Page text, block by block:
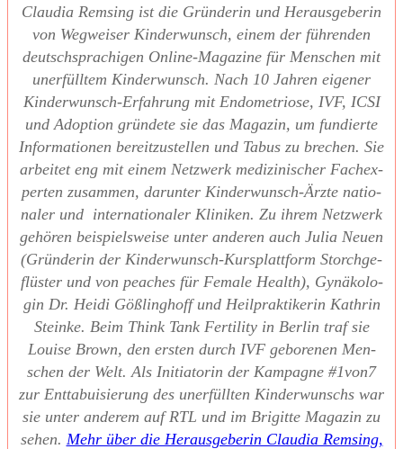
Clau­dia Rem­sing ist die Grün­de­rin und Her­aus­ge­be­rin
von Weg­wei­ser Kin­der­wunsch, einem der füh­ren­den
deutsch­spra­chi­gen Online-Maga­zi­ne für Men­schen mit
uner­füll­tem Kin­der­wunsch. Nach 10 Jah­ren eige­ner
Kin­der­wunsch-Erfah­rung mit Endo­me­trio­se, IVF, ICSI
und Adop­ti­on grün­de­te sie das Maga­zin, um fun­dier­te
Infor­ma­tio­nen bereit­zu­stel­len und Tabus zu bre­chen. Sie
arbei­tet eng mit einem Netz­werk medi­zi­ni­scher Fach­ex­
per­ten zusam­men, dar­un­ter Kin­der­wunsch-Ärz­te natio­
na­ler und inter­na­tio­na­ler Kli­ni­ken. Zu ihrem Netz­werk
gehö­ren bei­spiels­wei­se unter ande­ren auch Julia Neu­en
(Grün­de­rin der Kin­der­wunsch-Kurs­platt­form Storch­ge­
flüs­ter und von pea­ches für Fema­le Health), Gynä­ko­lo­
gin Dr. Hei­di Göß­ling­hoff und Heil­prak­ti­ke­rin Kath­rin
Stein­ke. Beim Think Tank Fer­ti­li­ty in Ber­lin traf sie
Loui­se Brown, den ers­ten durch IVF gebo­re­nen Men­
schen der Welt. Als Initia­to­rin der Kam­pa­gne #1von7
zur Ent­ta­bui­sie­rung des uner­füll­ten Kin­der­wunschs war
sie unter ande­rem auf RTL und im Bri­git­te Maga­zin zu
sehen. Mehr über die Her­aus­ge­be­rin Clau­dia Rem­sing,